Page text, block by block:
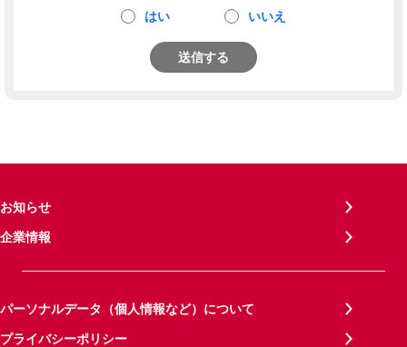
はい いいえ
送信する
お知らせ
企業情報
パーソナルデータ（個人情報など）について
プライバシーポリシー